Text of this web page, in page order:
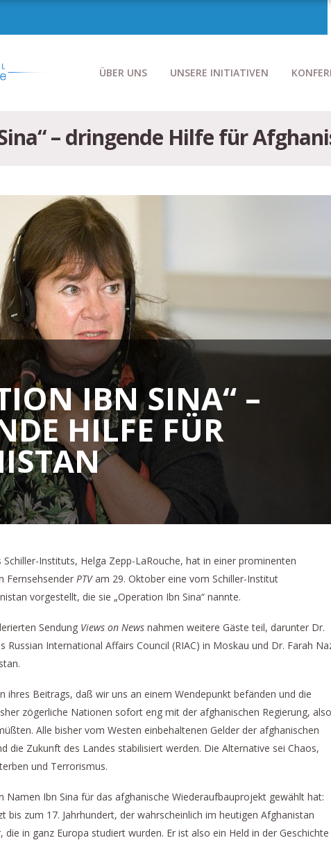
ÜBER UNS UNSERE INITIATIVEN
– dringende Hilfe für
IBN SINA“ –
HILFE FÜR
Instituts, Helga Zepp-LaRouche, hat in einer prominenten
Fernsehsender PTVam 29. Oktober eine vom Schiller-Institut
vorgestellt, die sie „Operation Ibn Sina“ nannte.
Sendung Views on News nahmen weitere Gäste teil, darunter Dr.
International Affairs Council (RIAC) in Moskau und Dr. Farah
ihres Beitrags, daß wir uns an einem Wendepunkt befänden und die
zögerliche Nationen sofort eng mit der afghanischen Regierung, also
Alle bisher vom Westen einbehaltenen Gelder der afghanischen
die Zukunft des Landes stabilisiert werden. Die Alternative sei Chaos,
und Terrorismus.
Namen Ibn Sina für das afghanische Wiederaufbauprojekt gewählt hat:
bis zum 17. Jahrhundert, der wahrscheinlich im heutigen Afghanistan
in ganz Europa studiert wurden. Er ist also ein Held in der Geschichte